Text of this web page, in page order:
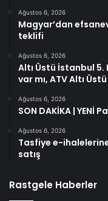
Ağustos 6, 2026
Magyar’dan
teklifi
Ağustos 6, 2026
Altı Üstü İstanbul
var mı, ATV Altı
Ağustos 6, 2026
SON DAKİKA | YENİ
Ağustos 6, 2026
Tasfiye e-
satış
Rastgele Haberler